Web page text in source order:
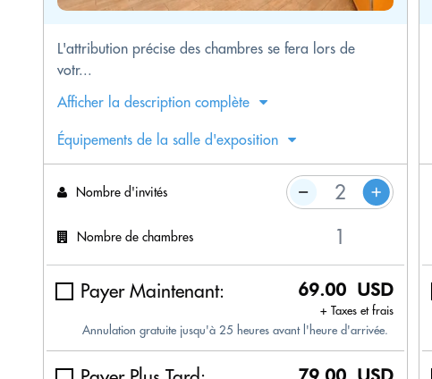
L'attribution précise des chambres se fera lors de
votr...
Afficher la description complète
Équipements de la salle d'exposition
Nombre d'invités
Nombre de chambres
Payer Maintenant: 69.00 USD
+ Taxes et frais
Annulation gratuite jusqu'à 25 heures avant l'heure d'arrivée.